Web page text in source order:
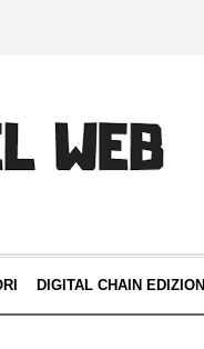
DIGITAL CHAIN EDIZIONI